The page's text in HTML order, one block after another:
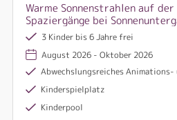
Warme Sonnenstrahlen auf
Spaziergänge bei
erfrischenden Nass – Eure
Village Resort!
3 Kinder bis 6 Jahre frei
August 2026 - Oktober 2026
Abwechslungsreiches Animations- und
Kinderspielplatz
Kinderpool